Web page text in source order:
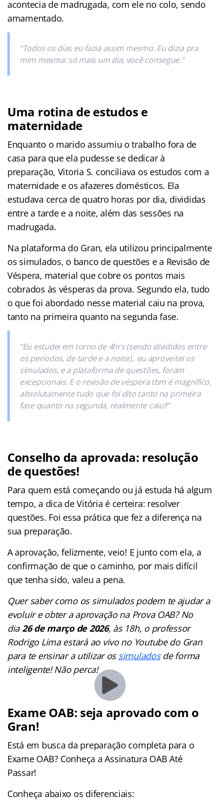
acontecia de madrugada, com ele no colo, sendo
amamentado.
“Todos os dias eu fazia assim mesmo. Eu dizia pra
mim mesma: só mais um dia, você consegue.”
Uma rotina de estudos e
maternidade
Enquanto o marido assumiu o trabalho fora de
casa para que ela pudesse se dedicar à
preparação, Vitoria S. conciliava os estudos com a
maternidade e os afazeres domésticos. Ela
estudava cerca de quatro horas por dia, divididas
entre a tarde e a noite, além das sessões na
madrugada.
Na plataforma do Gran, ela utilizou principalmente
os simulados, o banco de questões e a Revisão de
Véspera, material que cobre os pontos mais
cobrados às vésperas da prova. Segundo ela, tudo
o que foi abordado nesse material caiu na prova,
tanto na primeira quanto na segunda fase.
“Eu estudei em torno de 4hrs (sendo divididos entre
os períodos, de tarde e a noite).. eu aproveitei os
simulados, e a plataforma de questões, foram
excepcionais. E o revisão de véspera tbm é magnífico,
absolutamente tudo que foi dito tanto na primeira
fase quanto na segunda, realmente caiu!!”
Conselho da aprovada: resolução
de questões!
Para quem está começando ou já estuda há algum
tempo, a dica de Vitória é certeira: resolver
questões. Foi essa prática que fez a diferença na
sua preparação.
A aprovação, felizmente, veio! E junto com ela, a
confirmação de que o caminho, por mais difícil
que tenha sido, valeu a pena.
Quer saber como os simulados podem te ajudar a
evoluir e obter a aprovação na Prova OAB? No
dia 26 de março de 2026, às 18h, o professor
Rodrigo Lima estará ao vivo no Youtube do Gran
para te ensinar a utilizar os simuladosde forma
inteligente! Não perca!
Exame OAB: seja aprovado com o
Gran!
Está em busca da preparação completa para o
Exame OAB? Conheça a Assinatura OAB Até
Passar!
Conheça abaixo os diferenciais: